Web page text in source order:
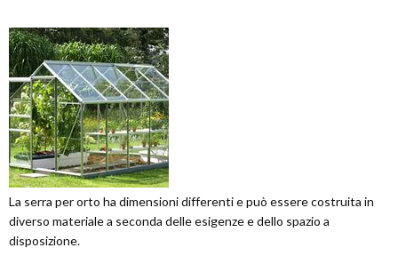
La serra per orto ha dimensioni differenti e può essere costruita in
diverso materiale a seconda delle esigenze e dello spazio a
disposizione.